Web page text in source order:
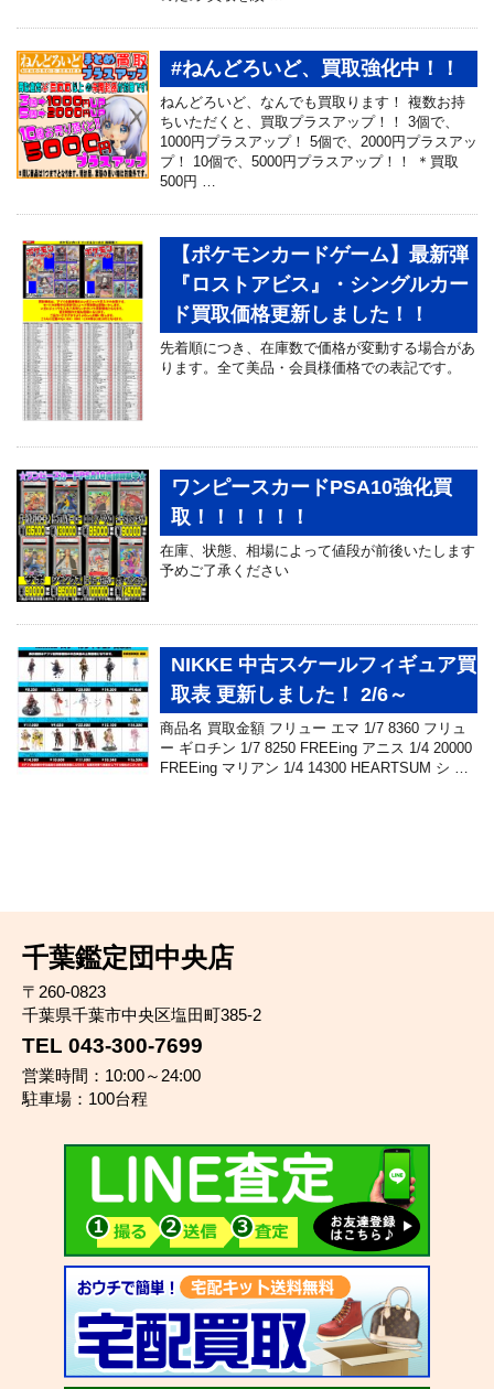
#ねんどろいど、買取強化中！！
ねんどろいど、なんでも買取ります！ 複数お持
ちいただくと、買取プラスアップ！！ 3個で、
1000円プラスアップ！ 5個で、2000円プラスアッ
プ！ 10個で、5000円プラスアップ！！ ＊買取
500円 …
【ポケモンカードゲーム】最新弾
『ロストアビス』・シングルカー
ド買取価格更新しました！！
先着順につき、在庫数で価格が変動する場合があ
ります。全て美品・会員様価格での表記です。
ワンピースカードPSA10強化買
取！！！！！！
在庫、状態、相場によって値段が前後いたします
予めご了承ください
NIKKE 中古スケールフィギュア買
取表 更新しました！ 2/6～
商品名 買取金額 フリュー エマ 1/7 8360 フリュ
ー ギロチン 1/7 8250 FREEing アニス 1/4 20000
FREEing マリアン 1/4 14300 HEARTSUM シ …
千葉鑑定団中央店
〒260-0823
千葉県千葉市中央区塩田町385-2
TEL 043-300-7699
営業時間：10:00～24:00
駐車場：100台程